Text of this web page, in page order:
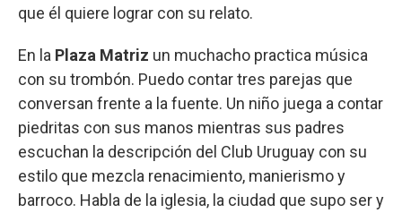
que él quiere lograr con su relato.
En la Plaza Matriz un muchacho practica música
con su trombón. Puedo contar tres parejas que
conversan frente a la fuente. Un niño juega a contar
piedritas con sus manos mientras sus padres
escuchan la descripción del Club Uruguay con su
estilo que mezcla renacimiento, manierismo y
barroco. Habla de la iglesia, la ciudad que supo ser y